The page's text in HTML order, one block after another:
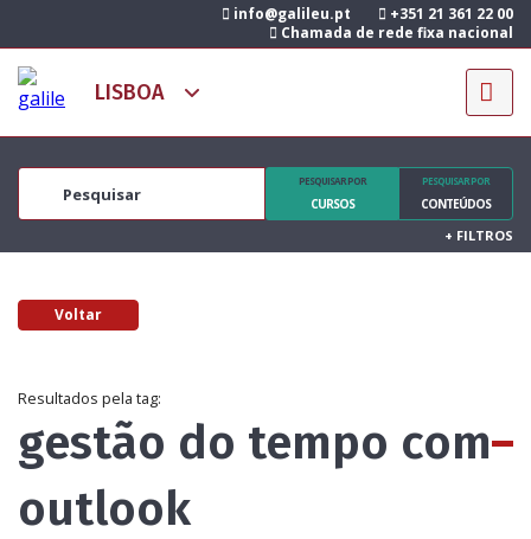
info@galileu.pt
+351 21 361 22 00
Chamada de rede fixa nacional
PESQUISAR POR
CURSOS
PESQUISAR POR
CONTEÚDOS
+ FILTROS
Voltar
Resultados pela tag:
gestão do tempo com
outlook